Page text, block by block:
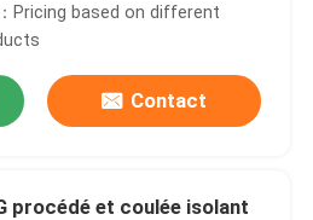
Pricing based on different
Contact
procédé et coulée isolant